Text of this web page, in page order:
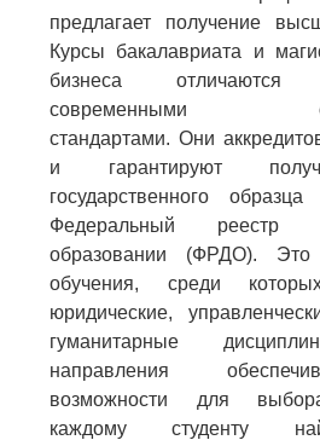
предлагает получение
Курсы бакалавриата и
бизнеса
современными
стандартами. Они
и гарантируют
государственного
Федеральный реестр
образовании (ФРДО). Это
обучения, среди
юридические,
гуманитарные
направления
возможности для
каждому студенту